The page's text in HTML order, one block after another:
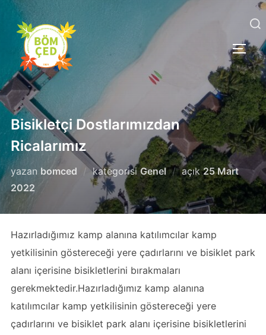
İçeriğe
Aranacak
içerik:
YAN
Bisikletçi Dostlarımızdan
Ricalarımız
yazan bomced kategorisiGenel açıkYayımlanma
tarihi
25 Mart
2022
Hazırladığımız kamp alanına katılımcılar kamp
yetkilisinin göstereceği yere çadırlarını ve bisiklet park
alanı içerisine bisikletlerini bırakmaları
gerekmektedir.Hazırladığımız kamp alanına
katılımcılar kamp yetkilisinin göstereceği yere
çadırlarını ve bisiklet park alanı içerisine bisikletlerini